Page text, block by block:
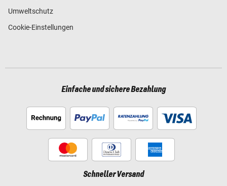
Umweltschutz
Cookie-Einstellungen
Einfache und sichere Bezahlung
Schneller Versand